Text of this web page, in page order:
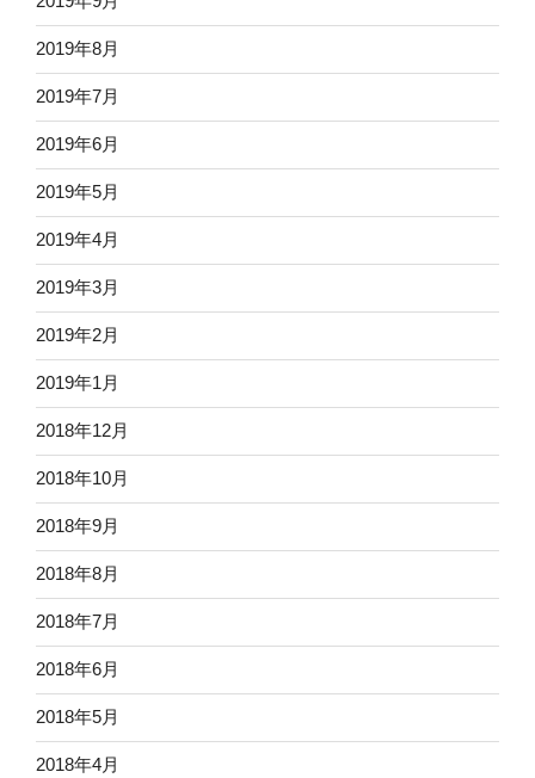
2019年8月
2019年7月
2019年6月
2019年5月
2019年4月
2019年3月
2019年2月
2019年1月
2018年12月
2018年10月
2018年9月
2018年8月
2018年7月
2018年6月
2018年5月
2018年4月